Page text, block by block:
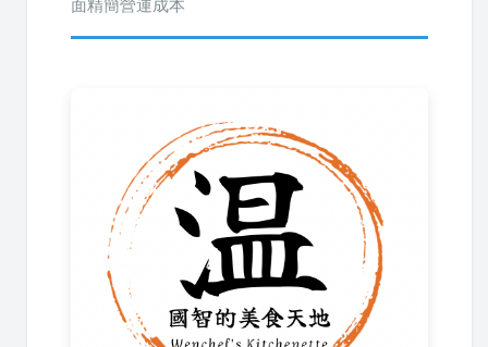
面精簡營運成本